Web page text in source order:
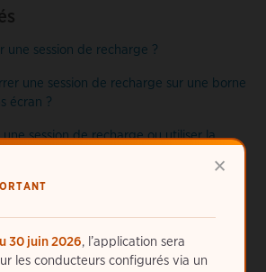
×
30 juin 2026, l’application sera
les conducteurs configurés via un
une session de recharge ?
une session de recharge sur une borne
écran ?
session de recharge ou utiliser la
ma Tesla aux bornes ChargePoint ?
mon véhicule sur une borne
d'itinérance ?